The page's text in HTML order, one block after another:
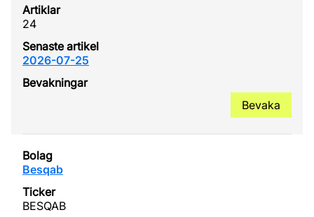
24
2026-07-25
Bevaka
Besqab
BESQAB